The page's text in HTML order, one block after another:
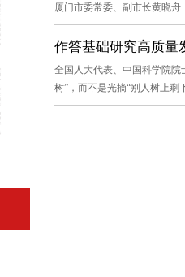
厦门市委常委、副市长黄晓舟
作答基础研究高质量
全国人大代表、中国科学院
树”，而不是光摘“别人树上剩